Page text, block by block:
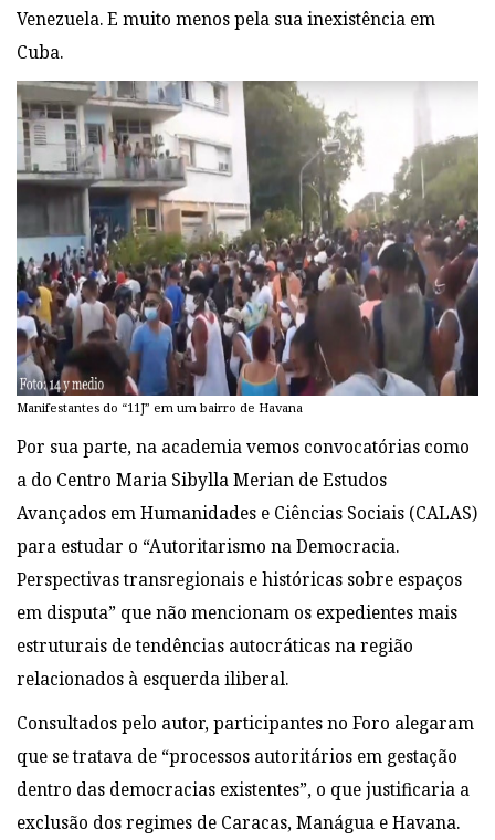
Venezuela. E muito menos pela sua inexistência em
Cuba.
Manifestantes do “11J” em um bairro de Havana
Por sua parte, na academia vemos convocatórias como
a do Centro Maria Sibylla Merian de Estudos
Avançados em Humanidades e Ciências Sociais (CALAS)
para estudar o “Autoritarismo na Democracia.
Perspectivas transregionais e históricas sobre espaços
em disputa” que não mencionam os expedientes mais
estruturais de tendências autocráticas na região
relacionados à esquerda iliberal.
Consultados pelo autor, participantes no Foro alegaram
que se tratava de “processos autoritários em gestação
dentro das democracias existentes”, o que justificaria a
exclusão dos regimes de Caracas, Manágua e Havana.